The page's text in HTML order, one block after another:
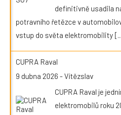
definitivně usadila
potravního řetězce v
vstup do světa elektromobility
CUPRA Raval
9 dubna 2026 -Vítězslav
CUPRA Raval je
elektromobilů roku